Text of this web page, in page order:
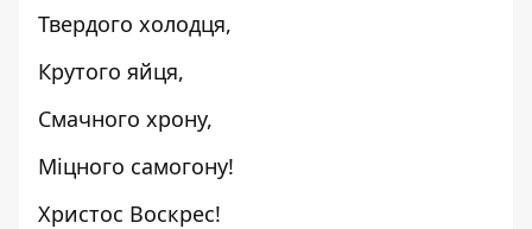
Твердого холодця,
Крутого яйця,
Смачного хрону,
Міцного самогону!
Христос Воскрес!